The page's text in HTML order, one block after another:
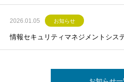
2026.01.05 お知らせ
情報セキュリティマネジメントシス